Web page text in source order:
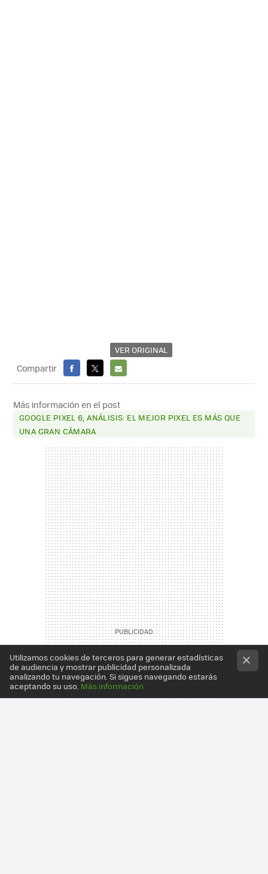
VER ORIGINAL
Compartir
FACEBOOK
X
E-
MAIL
Más información en el post
GOOGLE PIXEL 6, ANÁLISIS: EL MEJOR PIXEL ES MÁS QUE
UNA GRAN CÁMARA
Utilizamos cookies de terceros para generar estadísticas
de audiencia y mostrar publicidad personalizada
analizando tu navegación. Si sigues navegando estarás
aceptando su uso. Más información